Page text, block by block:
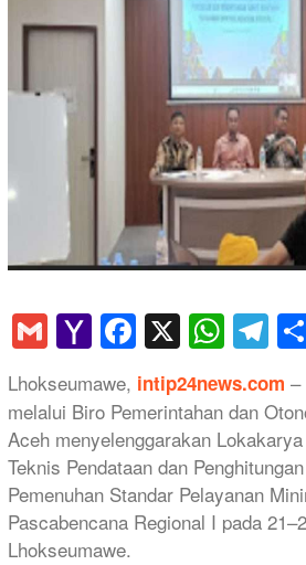
GmailYahoo
Mail
Facebook
X
Lhokseumawe, intip24news.com –
melalui Biro Pemerintahan dan
Aceh menyelenggarakan
Teknis Pendataan dan
Pemenuhan Standar Pelayanan
Pascabencana Regional I pada
Lhokseumawe.